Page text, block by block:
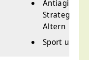
Antiaging:
Strategien
Altern
Sport und